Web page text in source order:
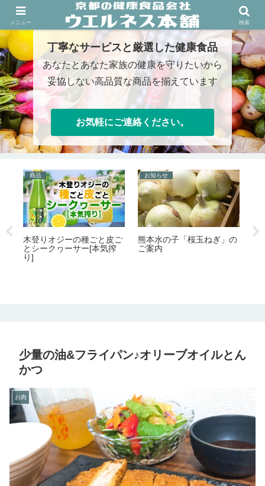
熊本物産屋/水の子会/クルスデルスール/有機野菜/健康食品
丁寧なサービスと厳選した健康食品
あなたとあなた家族の健康を守りたいから
妥協しない高品質な商品を揃えています
お気軽にご連絡ください。
商品
木登りオジーの種ごと皮ご
とシークヮーサー[本気搾
り]
お知らせ
熊本水の子「桜玉ねぎ」の
ご案内
少量の油&フライパン♪オリーブオイルとん
かつ
お肉
メニュー 検索